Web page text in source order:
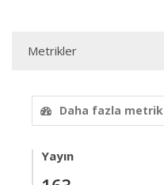
Metrikler
Daha fazla metrik
Yayın